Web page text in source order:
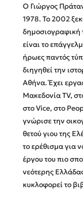
Το
Το
Ο Γιώργος
1978. Το 2002
δημοσιογραφική
είναι το
ήρωες παντός
διηγηθεί την
Αθήνα. Έχει
Μακεδονία TV,
στο Vice, στο
γνώρισε την
θετού γιου της
το ερέθισμα για
έργου του πιο
νεότερης
κυκλοφορεί το